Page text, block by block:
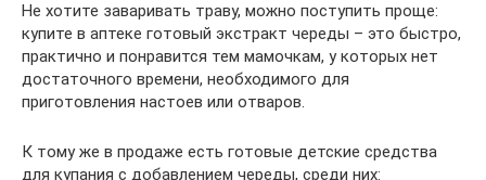
Не хотите заваривать траву, можно поступить проще:
купите в аптеке готовый экстракт череды – это быстро,
практично и понравится тем мамочкам, у которых нет
достаточного времени, необходимого для
приготовления настоев или отваров.
К тому же в продаже есть готовые детские средства
для купания с добавлением череды, среди них: